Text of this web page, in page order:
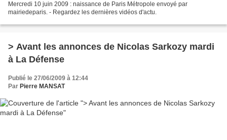
Mercredi 10 juin 2009 : naissance de Paris Métropole envoyé par
mairiedeparis. - Regardez les dernières vidéos d'actu.
> Avant les annonces de Nicolas Sarkozy mardi
à La Défense
Publié le 27/06/2009 à 12:44
Par Pierre MANSAT